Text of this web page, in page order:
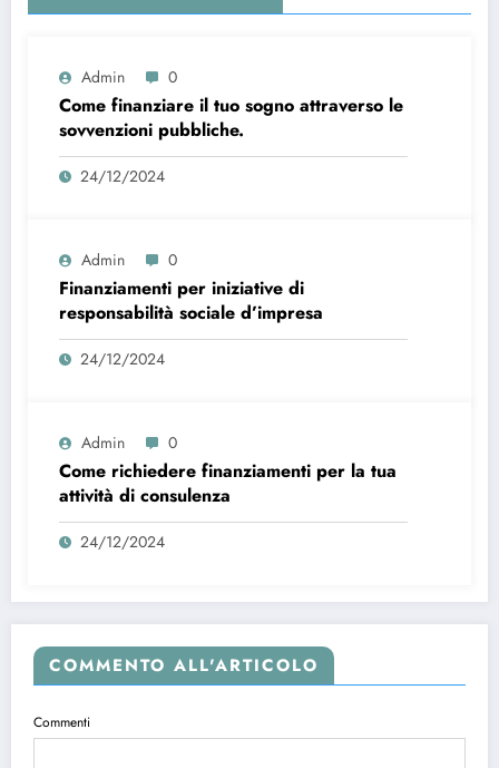
Admin 0
Come finanziare il tuo sogno attraverso le
sovvenzioni pubbliche.
24/12/2024
Admin 0
Finanziamenti per iniziative di
responsabilità sociale d’impresa
24/12/2024
Admin 0
Come richiedere finanziamenti per la tua
attività di consulenza
24/12/2024
COMMENTO ALL'ARTICOLO
Commenti